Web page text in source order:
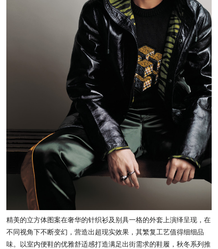
精美的立方体图案在奢华的针织衫及别具一格的外套上演绎呈现，在
不同视角下不断变幻，营造出超现实效果，其繁复工艺值得细细品
味。
以室内便鞋的优雅舒适感打造满足出街需求的鞋履，秋冬系列推